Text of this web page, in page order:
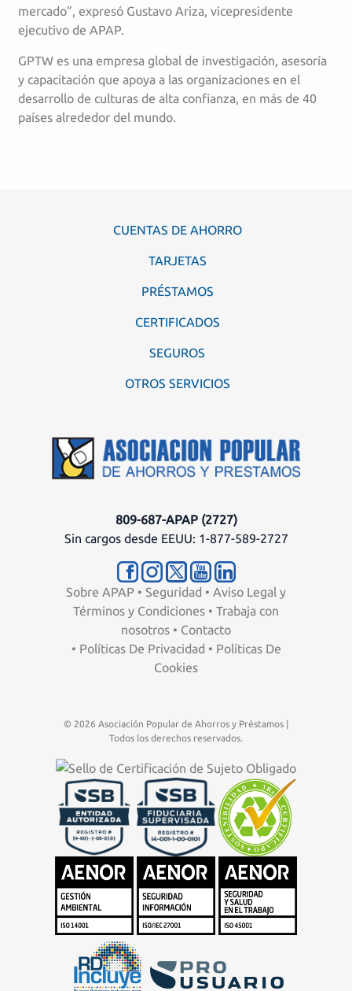
mercado”, expresó Gustavo Ariza, vicepresidente
ejecutivo de APAP.
GPTW es una empresa global de investigación, asesoría
y capacitación que apoya a las organizaciones en el
desarrollo de culturas de alta confianza, en más de 40
países alrededor del mundo.
CUENTAS DE AHORRO
TARJETAS
PRÉSTAMOS
CERTIFICADOS
SEGUROS
OTROS SERVICIOS
809-687-APAP (2727)
Sin cargos desde EEUU: 1-877-589-2727
Sobre APAP • Seguridad • Aviso Legal y
Términos y Condiciones • Trabaja con
nosotros • Contacto
• Políticas De Privacidad • Políticas De
Cookies
© 2026 Asociación Popular de Ahorros y Préstamos |
Todos los derechos reservados.